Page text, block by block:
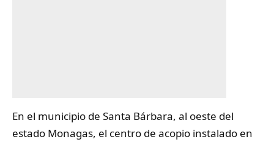
En el municipio de Santa Bárbara, al oeste del
estado Monagas, el centro de acopio instalado en